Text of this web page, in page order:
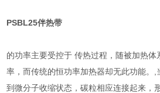
PSBL25伴热带
的功率主要受控于 传热过程，随被加热体
率，而传统的恒功率加热器却无此功能。,
到微分子收缩状态，碳粒相应连接起来，